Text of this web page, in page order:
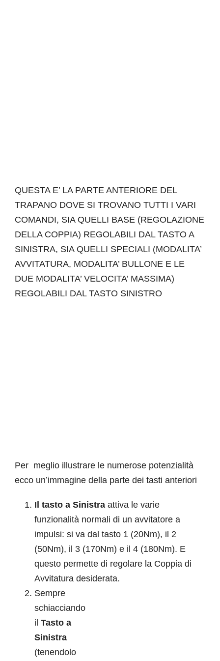
QUESTA E’ LA PARTE ANTERIORE DEL
TRAPANO DOVE SI TROVANO TUTTI I VARI
COMANDI, SIA QUELLI BASE (REGOLAZIONE
DELLA COPPIA) REGOLABILI DAL TASTO A
SINISTRA, SIA QUELLI SPECIALI (MODALITA’
AVVITATURA, MODALITA’ BULLONE E LE
DUE MODALITA’ VELOCITA’ MASSIMA)
REGOLABILI DAL TASTO SINISTRO
Per meglio illustrare le numerose potenzialità
ecco un’immagine della parte dei tasti anteriori
Il tasto a Sinistraattiva le varie
funzionalità normali di un avvitatore a
impulsi: si va dal tasto 1 (20Nm), il 2
(50Nm), il 3 (170Nm) e il 4 (180Nm). E
questo permette di regolare la Coppia di
Avvitatura desiderata.
Sempre
schiacciando
il Tasto a
Sinistra
(tenendolo